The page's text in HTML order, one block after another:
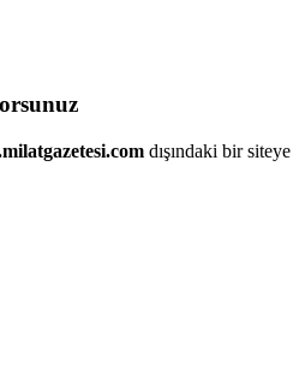
dışındaki bir siteye